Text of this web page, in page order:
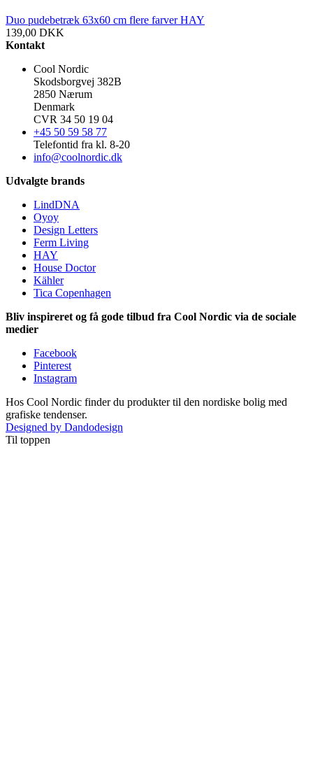
Duo pudebetræk 63x60 cm flere farver HAY
139,00 DKK
Kontakt
Cool Nordic
Skodsborgvej 382B
2850 Nærum
Denmark
CVR 34 50 19 04
+45 50 59 58 77
Telefontid fra kl. 8-20
info@coolnordic.dk
Udvalgte brands
LindDNA
Oyoy
Design Letters
Ferm Living
HAY
House Doctor
Kähler
Tica Copenhagen
Bliv inspireret og få gode tilbud fra Cool Nordic via de sociale
medier
Facebook
Pinterest
Instagram
Hos Cool Nordic finder du produkter til den nordiske bolig med
grafiske tendenser.
Designed by Dandodesign
Til toppen